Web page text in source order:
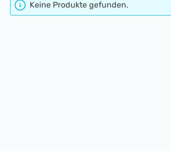
Keine Produkte gefunden.